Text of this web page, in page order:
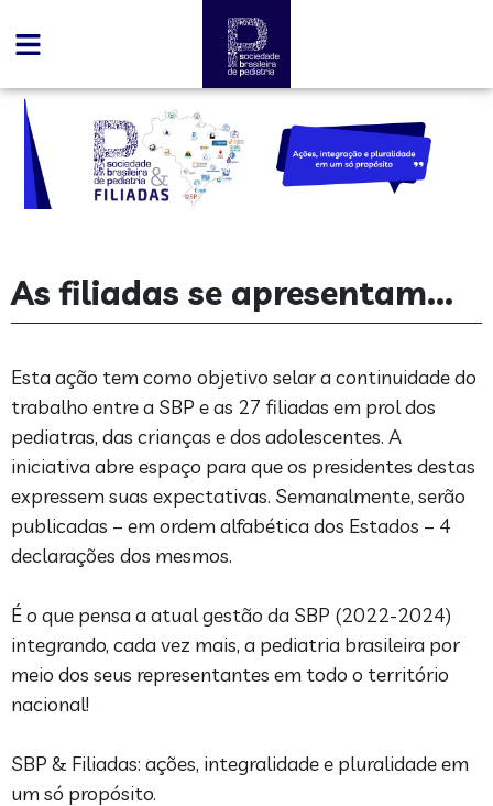
As filiadas se apresentam...
Esta ação tem como objetivo selar a continuidade do
trabalho entre a SBP e as 27 filiadas em prol dos
pediatras, das crianças e dos adolescentes. A
iniciativa abre espaço para que os presidentes destas
expressem suas expectativas. Semanalmente, serão
publicadas – em ordem alfabética dos Estados – 4
declarações dos mesmos.
É o que pensa a atual gestão da SBP (2022-2024)
integrando, cada vez mais, a pediatria brasileira por
meio dos seus representantes em todo o território
nacional!
SBP & Filiadas: ações, integralidade e pluralidade em
um só propósito.